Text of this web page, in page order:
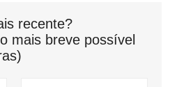
recente?
mais breve possível